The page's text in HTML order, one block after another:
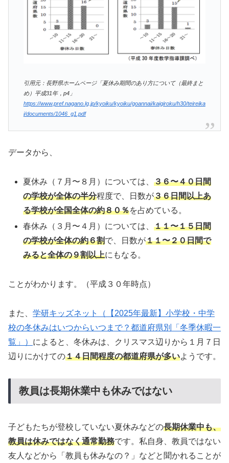
引用元：長野県ホームページ「夏休み期間のあり方について（最終まと
め）平成31年，p4」
https://www.pref.nagano.lg.jp/kyoiku/kyoiku/goannai/kaigiroku/h30/teireika
i/documents/1046_g1.pdf
データから、
夏休み（７月〜８月）については、３６〜４０日間
の学校が全体の半分程度で、日数が３６日間以上あ
る学校が全国全体の約８０％を占めている。
春休み（３月〜４月）については、１１〜１５日間
の学校が全体の約６割で、日数が１１〜２０日間で
みると全体の９割以上にもなる。
ことがわかります。（平成３０年時点）
また、 学研キッズネット（【2025年最新】小学校・中学
校の冬休みはいつからいつまで？都道府県別「冬季休暇一
覧」） によると、冬休みは、クリスマス辺りから１月７日
辺りにかけての１４日間程度の都道府県が多いようです。
教員は長期休業中も休みではない
子どもたちが登校していない夏休みなどの長期休業中も、
教員は休みではなく通常勤務です。私自身、教員ではない
友人などから「教員も休みなの？」などと聞かれることが